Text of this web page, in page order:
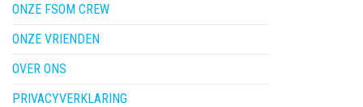
ONZE FSOM CREW
ONZE VRIENDEN
OVER ONS
PRIVACYVERKLARING